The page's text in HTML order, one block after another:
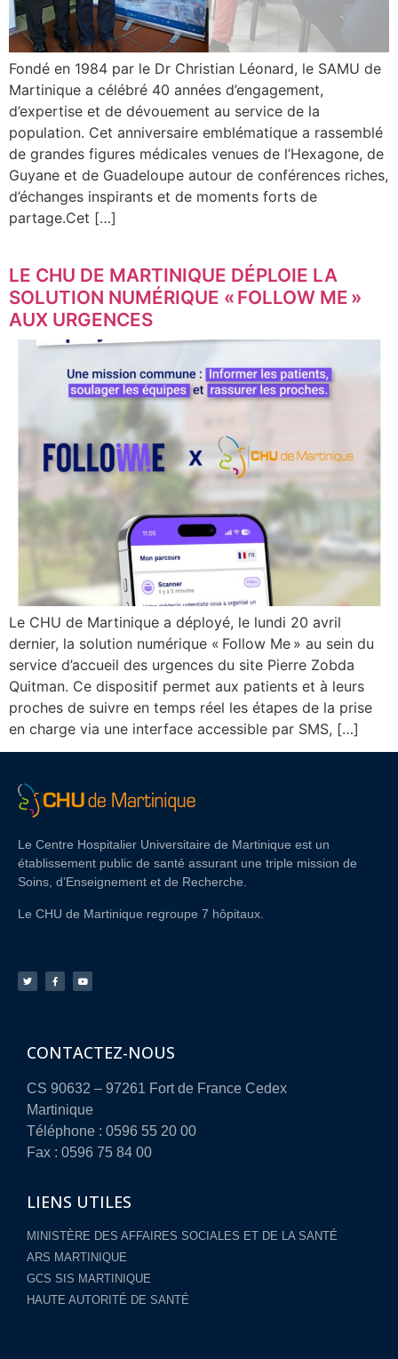
Fondé en 1984 par le Dr Christian Léonard, le SAMU de
Martinique a célébré 40 années d’engagement,
d’expertise et de dévouement au service de la
population. Cet anniversaire emblématique a rassemblé
de grandes figures médicales venues de l’Hexagone, de
Guyane et de Guadeloupe autour de conférences riches,
d’échanges inspirants et de moments forts de
partage.Cet […]
LE CHU DE MARTINIQUE DÉPLOIE LA
SOLUTION NUMÉRIQUE « FOLLOW ME »
AUX URGENCES
Le CHU de Martinique a déployé, le lundi 20 avril
dernier, la solution numérique « Follow Me » au sein du
service d’accueil des urgences du site Pierre Zobda
Quitman. Ce dispositif permet aux patients et à leurs
proches de suivre en temps réel les étapes de la prise
en charge via une interface accessible par SMS, […]
Le Centre Hospitalier Universitaire de Martinique est un
établissement public de santé assurant une triple mission de
Soins, d’Enseignement et de Recherche.
Le CHU de Martinique regroupe 7 hôpitaux.
CONTACTEZ-NOUS
CS 90632 – 97261 Fort de France Cedex
Martinique
Téléphone : 0596 55 20 00
Fax : 0596 75 84 00
LIENS UTILES
MINISTÈRE DES AFFAIRES SOCIALES ET DE LA SANTÉ
ARS MARTINIQUE
GCS SIS MARTINIQUE
HAUTE AUTORITÉ DE SANTÉ